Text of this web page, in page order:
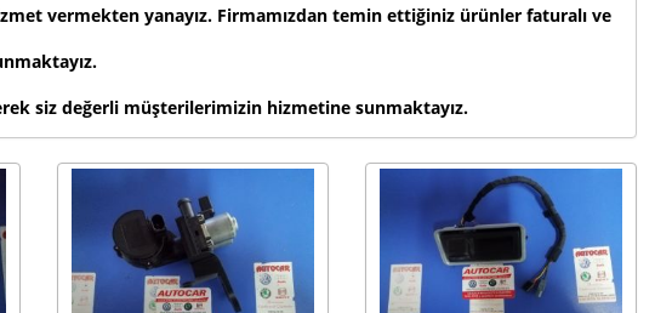
vermekten yanayız. Firmamızdan temin ettiğiniz ürünler faturalı ve
siz değerli müşterilerimizin hizmetine sunmaktayız.